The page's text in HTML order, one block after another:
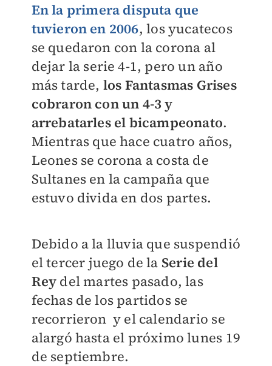
En la primera disputa que
tuvieron en 2006, los yucatecos
se quedaron con la corona al
dejar la serie 4-1, pero un año
más tarde, los Fantasmas Grises
cobraron con un 4-3 y
arrebatarles el bicampeonato.
Mientras que hace cuatro años,
Leones se corona a costa de
Sultanes en la campaña que
estuvo divida en dos partes.
Debido a la lluvia que suspendió
el tercer juego de la Serie del
Rey del martes pasado, las
fechas de los partidos se
recorrieron y el calendario se
alargó hasta el próximo lunes 19
de septiembre.